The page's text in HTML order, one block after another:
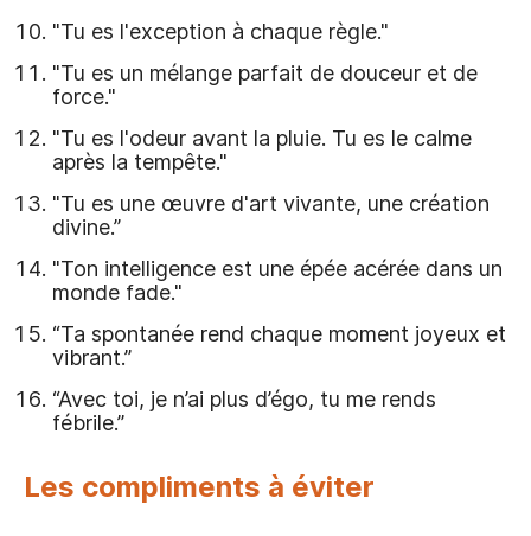
"Tu es l'exception à chaque règle."
"Tu es un mélange parfait de douceur et de
force."
"Tu es l'odeur avant la pluie. Tu es le calme
après la tempête."
"Tu es une œuvre d'art vivante, une création
divine.”
"Ton intelligence est une épée acérée dans un
monde fade."
“Ta spontanée rend chaque moment joyeux et
vibrant.”
“Avec toi, je n’ai plus d’égo, tu me rends
fébrile.”
Les compliments à éviter